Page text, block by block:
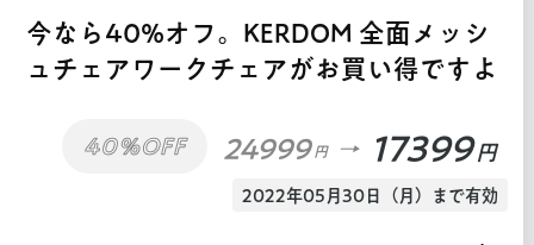
今なら40%オフ。KERDOM 全面メッシ
ュチェアワークチェアがお買い得ですよ
40%OFF 24999 円 17399 円
2022年05月30日（月）まで有効